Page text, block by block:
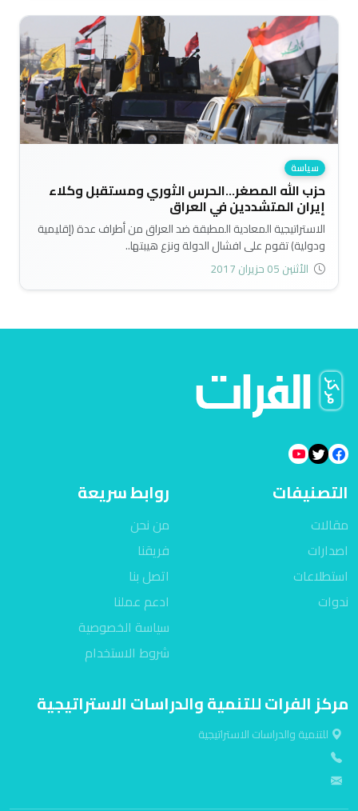
سياسة
حزب الله المصغر...الحرس الثوري ومستقبل وكلاء
إيران المتشددين في العراق
الاستراتيجية المعادية المطبقة ضد العراق من أطراف عدة (إقليمية
ودولية) تقوم على افشال الدولة ونزع هيبتها..
الأثنين 05 حزيران 2017
التصنيفات
مقالات
اصدارات
استطلاعات
ندوات
روابط سريعة
من نحن
فريقنا
اتصل بنا
ادعم عملنا
سياسة الخصوصية
شروط الاستخدام
مركز الفرات للتنمية والدراسات الاستراتيجية
للتنمية والدراسات الاستراتيجية